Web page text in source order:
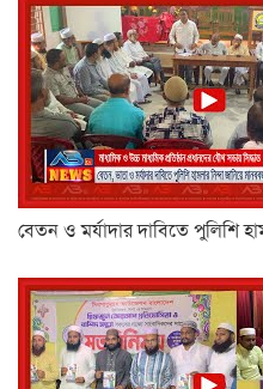
বেতন ও মর্যাদার দাবিতে পুলিশি